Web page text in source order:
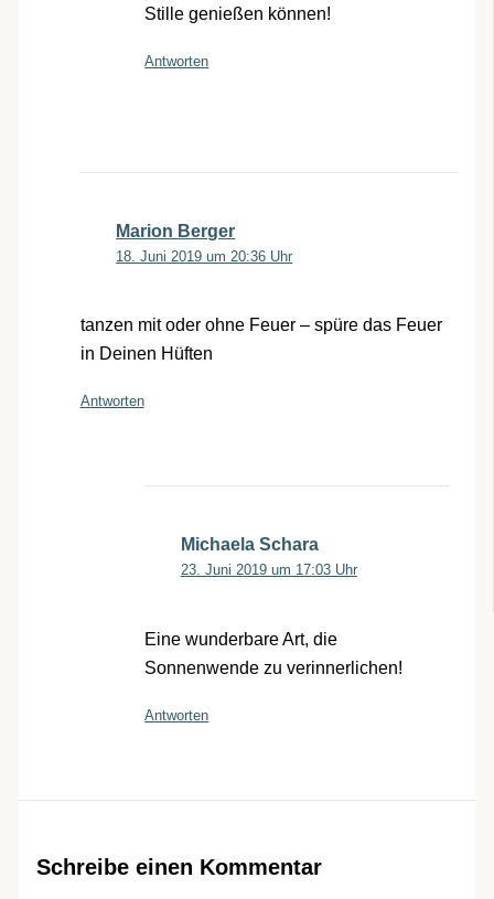
Stille genießen können!
Antworten
Marion Berger
18. Juni 2019 um 20:36 Uhr
tanzen mit oder ohne Feuer – spüre das Feuer
in Deinen Hüften
Antworten
Michaela Schara
23. Juni 2019 um 17:03 Uhr
Eine wunderbare Art, die
Sonnenwende zu verinnerlichen!
Antworten
Schreibe einen Kommentar